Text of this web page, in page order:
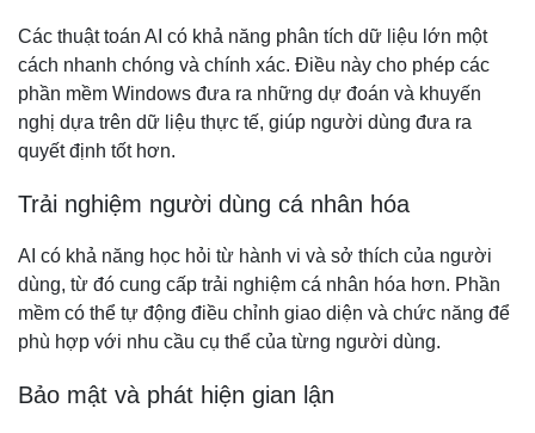
Các thuật toán AI có khả năng phân tích dữ liệu lớn một
cách nhanh chóng và chính xác. Điều này cho phép các
phần mềm Windows đưa ra những dự đoán và khuyến
nghị dựa trên dữ liệu thực tế, giúp người dùng đưa ra
quyết định tốt hơn.
Trải nghiệm người dùng cá nhân hóa
AI có khả năng học hỏi từ hành vi và sở thích của người
dùng, từ đó cung cấp trải nghiệm cá nhân hóa hơn. Phần
mềm có thể tự động điều chỉnh giao diện và chức năng để
phù hợp với nhu cầu cụ thể của từng người dùng.
Bảo mật và phát hiện gian lận